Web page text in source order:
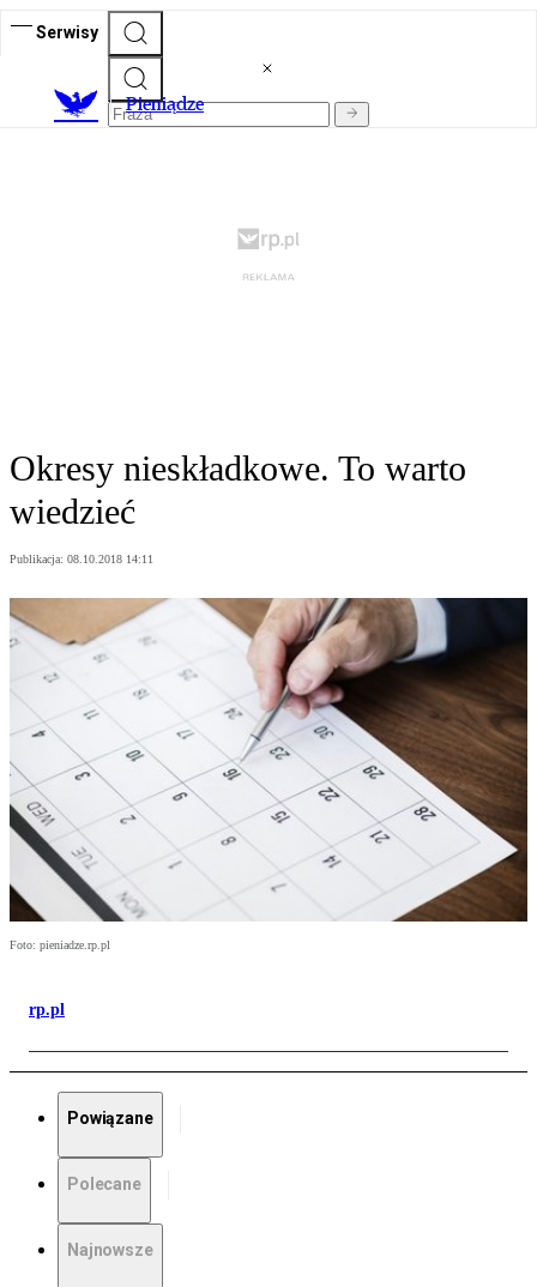
Serwisy
Pieniądze
Okresy nieskładkowe. To warto
wiedzieć
Publikacja: 08.10.2018 14:11
Foto: pieniadze.rp.pl
rp.pl
Powiązane
Polecane
Najnowsze